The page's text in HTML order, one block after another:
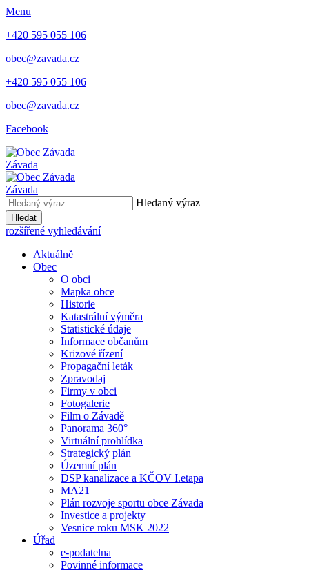
Menu
+420 595 055 106
obec@zavada.cz
+420 595 055 106
obec@zavada.cz
Facebook
Závada
Závada
Hledaný výraz
Hledat
rozšířené vyhledávání
Aktuálně
Obec
O obci
Mapka obce
Historie
Katastrální výměra
Statistické údaje
Informace občanům
Krizové řízení
Propagační leták
Zpravodaj
Firmy v obci
Fotogalerie
Film o Závadě
Panorama 360°
Virtuální prohlídka
Strategický plán
Územní plán
DSP kanalizace a KČOV I.etapa
MA21
Plán rozvoje sportu obce Závada
Investice a projekty
Vesnice roku MSK 2022
Úřad
e-podatelna
Povinné informace